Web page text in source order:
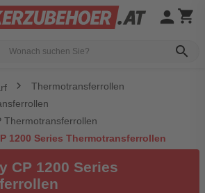
search
person shopping_cart
Thermotransferrollen
Thermotransferrollen
1200 Series Thermotransferrollen
CP 1200 Series